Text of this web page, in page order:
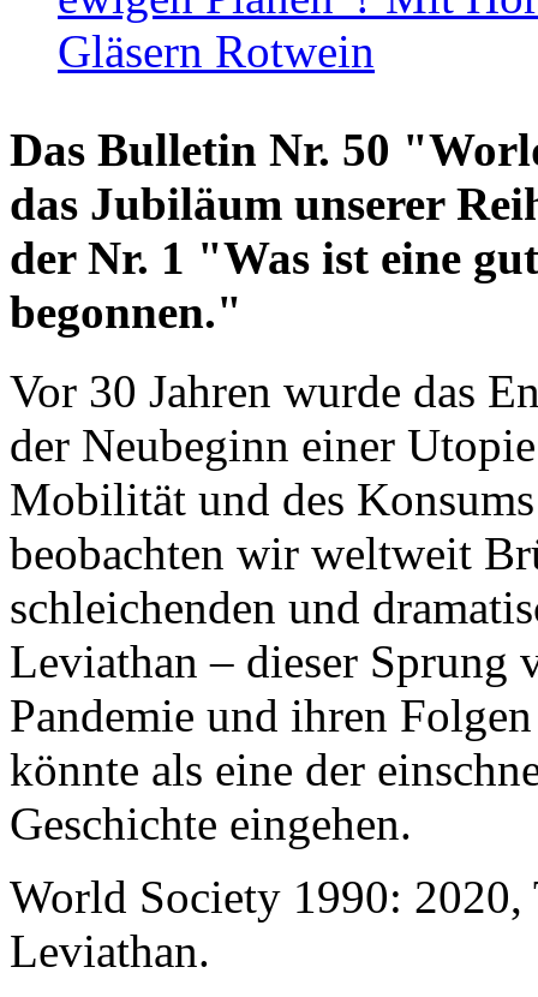
Gläsern Rotwein
Das Bulletin Nr. 50
das Jubiläum unserer
der Nr. 1 "Was ist eine
begonnen."
Vor 30 Jahren wurde das
der Neubeginn einer
Mobilität und des
beobachten wir weltweit
schleichenden und
Leviathan – dieser Sprung
Pandemie und ihren
könnte als eine der
Geschichte eingehen.
World Society 1990: 2020,
Leviathan.